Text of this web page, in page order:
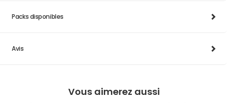
Packs disponibles
Avis
Vous aimerez aussi